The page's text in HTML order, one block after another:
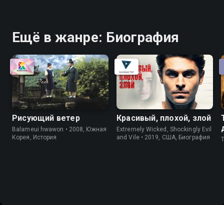
Ещё в жанре: Биография
Рисующий ветер
Balameui hwawon • 2008, Южная
Корея, История
Красивый, плохой, злой
Extremely Wicked, Shockingly Evil
and Vile • 2019, США, Биография